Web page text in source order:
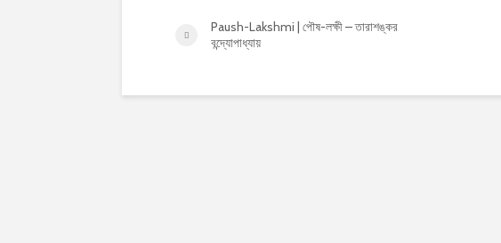
Paush-Lakshmi | পৌষ-লক্ষী – তারাশঙ্কর
বন্দ্যোপাধ্যায়